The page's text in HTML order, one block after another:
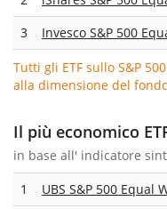
3
Invesco S&P 500
Tutti gli ETF sullo S&P
alla dimensione del
Il più economico
in base all' indicatore
1